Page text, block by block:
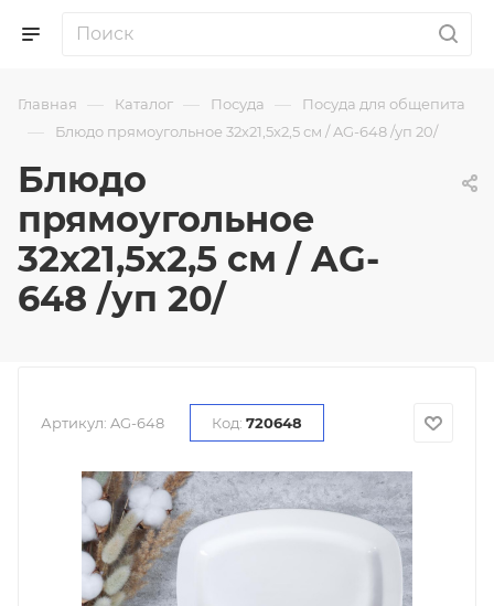
Главная — Каталог — Посуда — Посуда для общепита
— Блюдо прямоугольное 32х21,5х2,5 см / AG-648 /уп 20/
Блюдо
прямоугольное
32х21,5х2,5 см / AG-
648 /уп 20/
Артикул: AG-648 Код: 720648